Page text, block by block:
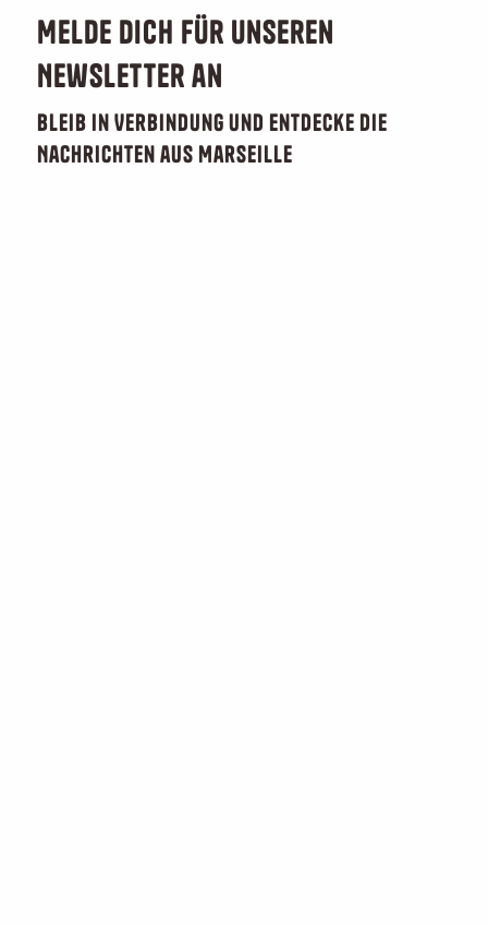
Melde dich für unseren
Newsletter an
Bleib in Verbindung und entdecke die
Nachrichten aus Marseille